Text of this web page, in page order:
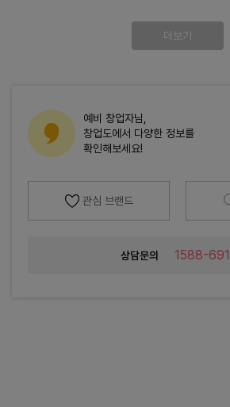
더보기
예비 창업자님,
창업도에서 다양한 정보를
확인해보세요!
관심 브랜드
상담문의 1588-